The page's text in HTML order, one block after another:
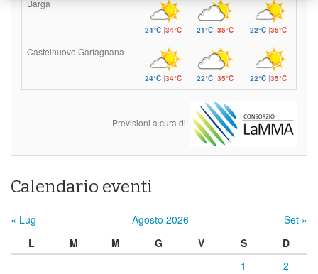
Barga
24°C|34°C 21°C|35°C 22°C |35°C
Castelnuovo Garfagnana
24°C|34°C 22°C|35°C 22°C |35°C
Previsioni a cura di:
Calendario eventi
« Lug Agosto 2026
Set »
L
M M G V S
D
1
2